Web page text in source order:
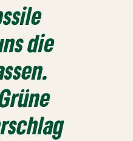
die